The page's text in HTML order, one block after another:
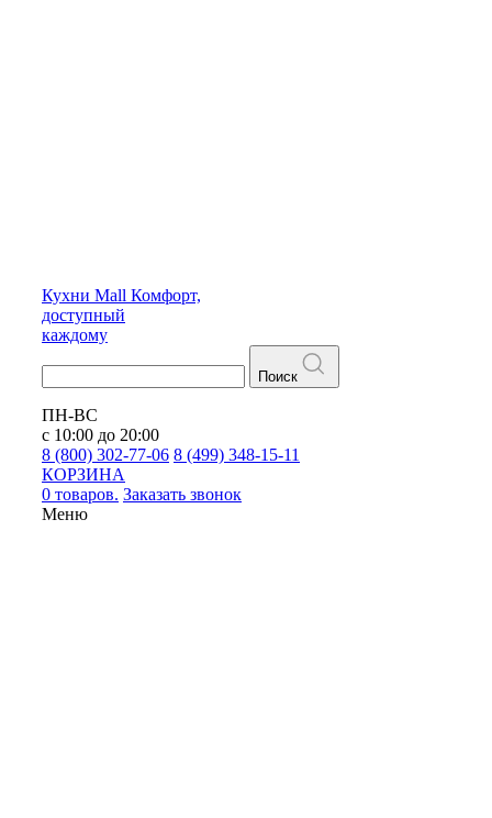
Кухни Mall Комфорт,
доступный
каждому
Поиск
ПН-ВС
с 10:00 до 20:00
8 (800) 302-77-06 8 (499) 348-15-11
КОРЗИНА
0 товаров. Заказать звонок
Меню